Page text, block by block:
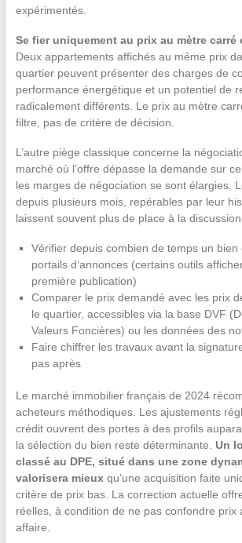
expérimentés.
Se fier uniquement au prix au mètre carré
Deux appartements affichés au même prix
quartier peuvent présenter des charges de
performance énergétique et un potentiel de
radicalement différents. Le prix au mètre
filtre, pas de critère de décision.
L’autre piège classique concerne la
marché où l’offre dépasse la demande sur
les marges de négociation se sont élargies.
depuis plusieurs mois, repérables par leur
laissent souvent plus de place à la
Vérifier depuis combien de temps un bien
portails d’annonces (certains outils
première publication)
Comparer le prix demandé avec les prix
le quartier, accessibles via la base DVF
Valeurs Foncières) ou les données des
Faire chiffrer les travaux avant la
pas après
Le marché immobilier français de 2024
acheteurs méthodiques. Les ajustements
crédit ouvrent des portes à des profils
la sélection du bien reste déterminante. Un
classé au DPE, situé dans une zone
valorisera mieuxqu’une acquisition faite
critère de prix bas. La correction actuelle
réelles, à condition de ne pas confondre prix
affaire.